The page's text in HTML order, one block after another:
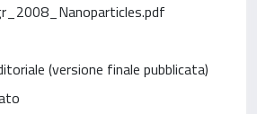
(versione finale pubblicata)